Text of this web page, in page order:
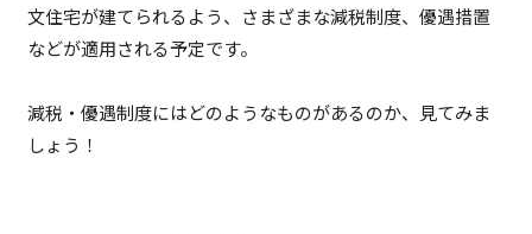
文住宅が建てられるよう、さまざまな減税制度、優遇措置
などが適用される予定です。
減税・優遇制度にはどのようなものがあるのか、見てみま
しょう！